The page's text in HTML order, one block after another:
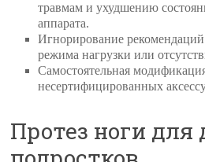
травмам и ухудшению
аппарата.
Игнорирование
режима нагрузки или
Самостоятельная
несертифицированных
Протез ноги для